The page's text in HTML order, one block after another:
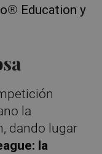
® Education y
la
dando lugar
la